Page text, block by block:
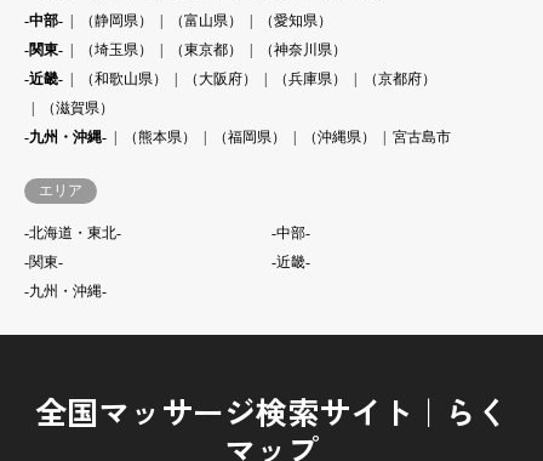
-中部-
（静岡県） （富山県）
（愛知県）
-関東-
（埼玉県） （東京都）
（神奈川県）
-近畿-
（和歌山県） （大阪府） （兵庫県）
（京都府）
（滋賀県）
-九州・沖縄-
（熊本県） （福岡県） （沖縄県） 宮古島市
エリア
-北海道・東北-
-中部-
-関東-
-近畿-
-九州・沖縄-
全国マッサージ検索サイト｜らく
マップ